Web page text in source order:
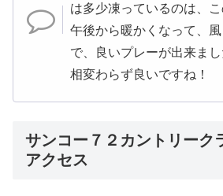
は多少凍っているのは、こ
午後から暖かくなって、
で、良いプレーが出来ま
相変わらず良いですね！
サンコー７２カントリーク
アクセス